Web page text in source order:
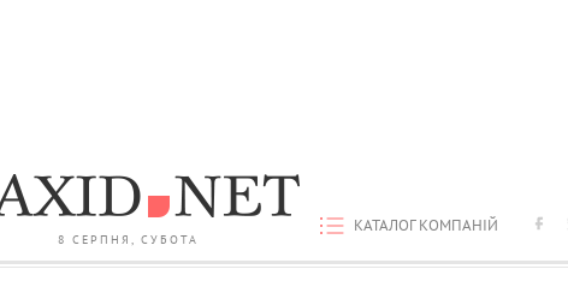
8 СЕРПНЯ, СУБОТА
КАТАЛОГ КОМПАНІЙ